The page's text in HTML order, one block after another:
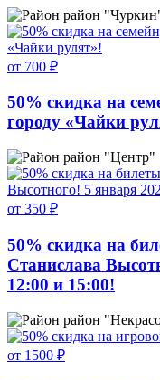
район
от 700 ₽
50% скидка на
городу «Чайки
район "Центр"
от 350 ₽
50% скидка на
Станислава
12:00 и 15:00!
район
от 1500 ₽